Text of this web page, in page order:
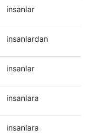
insanlar
insanlardan
insanlar
insanlara
insanlara